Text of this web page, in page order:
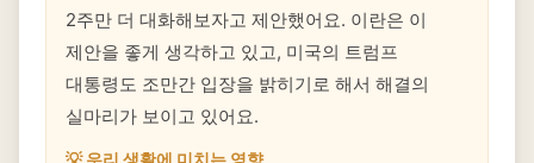
2주만 더 대화해보자고 제안했어요. 이란은 이
제안을 좋게 생각하고 있고, 미국의 트럼프
대통령도 조만간 입장을 밝히기로 해서 해결의
실마리가 보이고 있어요.
💡 우리 생활에 미치는 영향